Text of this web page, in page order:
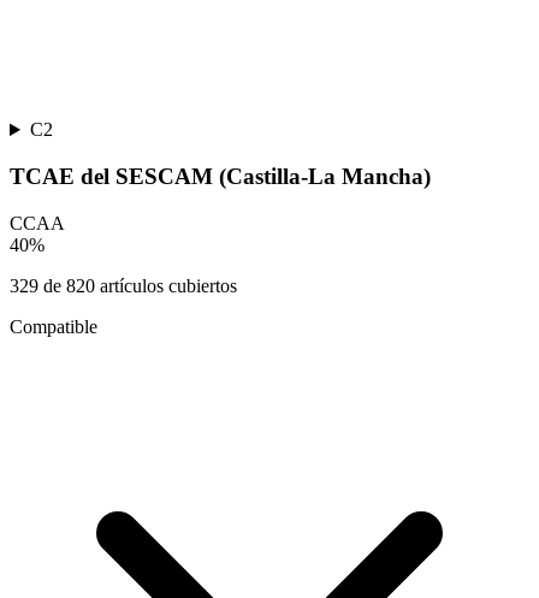
C2
TCAE del SESCAM (Castilla-La Mancha)
CCAA
40%
329 de 820 artículos cubiertos
Compatible